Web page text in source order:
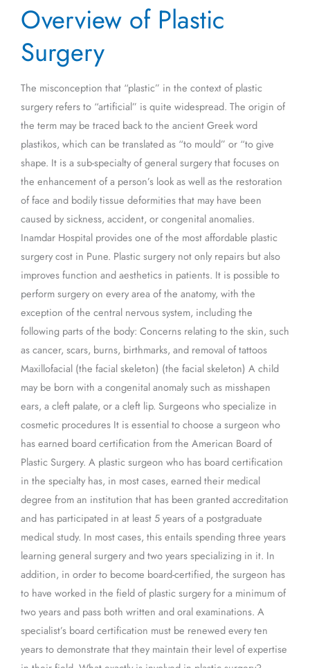
Overview of Plastic
Surgery
The misconception that “plastic” in the context of plastic
surgery refers to “artificial” is quite widespread. The origin of
the term may be traced back to the ancient Greek word
plastikos, which can be translated as “to mould” or “to give
shape. It is a sub-specialty of general surgery that focuses on
the enhancement of a person’s look as well as the restoration
of face and bodily tissue deformities that may have been
caused by sickness, accident, or congenital anomalies.
Inamdar Hospital provides one of the most affordable plastic
surgery cost in Pune. Plastic surgery not only repairs but also
improves function and aesthetics in patients. It is possible to
perform surgery on every area of the anatomy, with the
exception of the central nervous system, including the
following parts of the body: Concerns relating to the skin, such
as cancer, scars, burns, birthmarks, and removal of tattoos
Maxillofacial (the facial skeleton) (the facial skeleton) A child
may be born with a congenital anomaly such as misshapen
ears, a cleft palate, or a cleft lip. Surgeons who specialize in
cosmetic procedures It is essential to choose a surgeon who
has earned board certification from the American Board of
Plastic Surgery. A plastic surgeon who has board certification
in the specialty has, in most cases, earned their medical
degree from an institution that has been granted accreditation
and has participated in at least 5 years of a postgraduate
medical study. In most cases, this entails spending three years
learning general surgery and two years specializing in it. In
addition, in order to become board-certified, the surgeon has
to have worked in the field of plastic surgery for a minimum of
two years and pass both written and oral examinations. A
specialist’s board certification must be renewed every ten
years to demonstrate that they maintain their level of expertise
of
Plastic
Surgery